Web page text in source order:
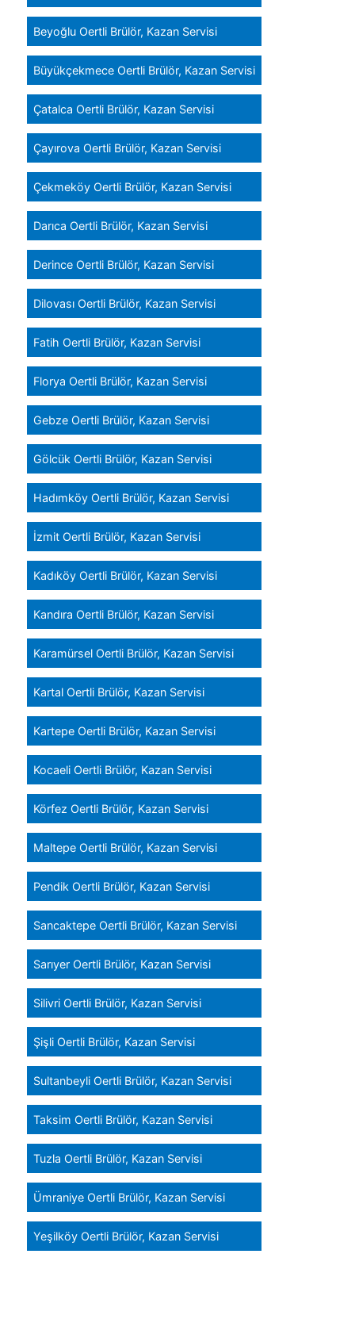
Beyoğlu Oertli Brülör, Kazan Servisi
Büyükçekmece Oertli Brülör, Kazan Servisi
Çatalca Oertli Brülör, Kazan Servisi
Çayırova Oertli Brülör, Kazan Servisi
Çekmeköy Oertli Brülör, Kazan Servisi
Darıca Oertli Brülör, Kazan Servisi
Derince Oertli Brülör, Kazan Servisi
Dilovası Oertli Brülör, Kazan Servisi
Fatih Oertli Brülör, Kazan Servisi
Florya Oertli Brülör, Kazan Servisi
Gebze Oertli Brülör, Kazan Servisi
Gölcük Oertli Brülör, Kazan Servisi
Hadımköy Oertli Brülör, Kazan Servisi
İzmit Oertli Brülör, Kazan Servisi
Kadıköy Oertli Brülör, Kazan Servisi
Kandıra Oertli Brülör, Kazan Servisi
Karamürsel Oertli Brülör, Kazan Servisi
Kartal Oertli Brülör, Kazan Servisi
Kartepe Oertli Brülör, Kazan Servisi
Kocaeli Oertli Brülör, Kazan Servisi
Körfez Oertli Brülör, Kazan Servisi
Maltepe Oertli Brülör, Kazan Servisi
Pendik Oertli Brülör, Kazan Servisi
Sancaktepe Oertli Brülör, Kazan Servisi
Sarıyer Oertli Brülör, Kazan Servisi
Silivri Oertli Brülör, Kazan Servisi
Şişli Oertli Brülör, Kazan Servisi
Sultanbeyli Oertli Brülör, Kazan Servisi
Taksim Oertli Brülör, Kazan Servisi
Tuzla Oertli Brülör, Kazan Servisi
Ümraniye Oertli Brülör, Kazan Servisi
Yeşilköy Oertli Brülör, Kazan Servisi